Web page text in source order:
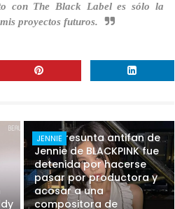
con The Black Label es sólo la
proyectos futuros.
JENNIE
Una presunta antifan de
Jennie de BLACKPINK fue
detenida por hacerse
pasar por productora y
acosar a una
compositora de